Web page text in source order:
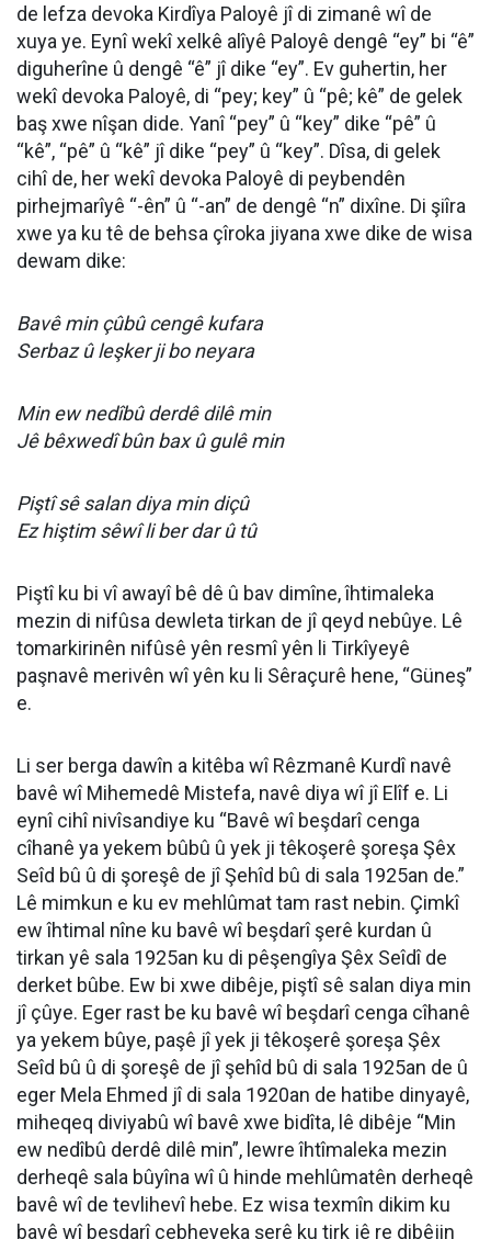
de lefza devoka Kirdîya Paloyê jî di zimanê wî de
xuya ye. Eynî wekî xelkê alîyê Paloyê dengê “ey” bi “ê”
diguherîne û dengê “ê” jî dike “ey”. Ev guhertin, her
wekî devoka Paloyê, di “pey; key” û “pê; kê” de gelek
baş xwe nîşan dide. Yanî “pey” û “key” dike “pê” û
“kê”, “pê” û “kê” jî dike “pey” û “key”. Dîsa, di gelek
cihî de, her wekî devoka Paloyê di peybendên
pirhejmarîyê “-ên” û “-an” de dengê “n” dixîne. Di şiîra
xwe ya ku tê de behsa çîroka jiyana xwe dike de wisa
dewam dike:
Bavê min çûbû cengê kufara
Serbaz û leşker ji bo neyara
Min ew nedîbû derdê dilê min
Jê bêxwedî bûn bax û gulê min
Piştî sê salan diya min diçû
Ez hiştim sêwî li ber dar û tû
Piştî ku bi vî awayî bê dê û bav dimîne, îhtimaleka
mezin di nifûsa dewleta tirkan de jî qeyd nebûye. Lê
tomarkirinên nifûsê yên resmî yên li Tirkîyeyê
paşnavê merivên wî yên ku li Sêraçurê hene, “Güneş”
e.
Li ser berga dawîn a kitêba wîRêzmanê Kurdînavê
bavê wîMihemedê Mistefa, navê diya wî jîElîf e. Li
eynî cihî nivîsandiye ku “Bavê wî beşdarî cenga
cîhanê ya yekem bûbû û yek ji têkoşerê şoreşa Şêx
Seîd bû û di şoreşê de jî Şehîd bû di sala 1925an de.”
Lê mimkun e ku ev mehlûmat tam rast nebin. Çimkî
ew îhtimal nîne ku bavê wî beşdarî şerê kurdan û
tirkan yê sala 1925an ku di pêşengîya Şêx Seîdî de
derket bûbe. Ew bi xwe dibêje, piştî sê salan diya min
jî çûye. Eger rast be ku bavê wî beşdarî cenga cîhanê
ya yekem bûye, paşê jî yek ji têkoşerê şoreşa Şêx
Seîd bû û di şoreşê de jî şehîd bû di sala 1925an de û
eger Mela Ehmed jî di sala 1920an de hatibe dinyayê,
miheqeq diviyabû wî bavê xwe bidîta, lê dibêje “Min
ew nedîbû derdê dilê min”, lewre îhtîmaleka mezin
derheqê sala bûyîna wî û hinde mehlûmatên derheqê
bavê wî de tevlihevî hebe. Ez wisa texmîn dikim ku
bavê wî beşdarî cebheyeka şerê ku tirk jê re dibêjin